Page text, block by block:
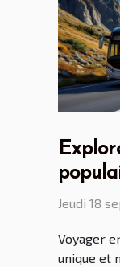
Jeudi 18
Voyager
unique et